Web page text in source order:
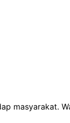
masyarakat.